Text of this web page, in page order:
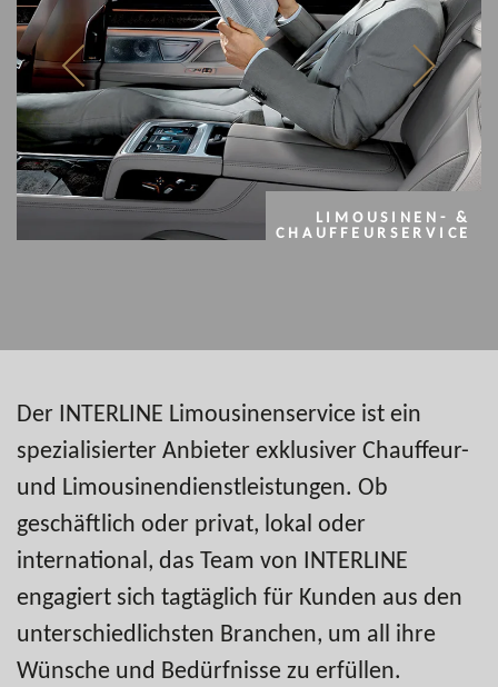
LIMOUSINEN- &
CHAUFFEURSERVICE
Der INTERLINE Limousinenservice ist ein
spezialisierter Anbieter exklusiver Chauffeur-
und Limousinen­dienstleistungen. Ob
geschäftlich oder privat, lokal oder
international, das Team von INTERLINE
engagiert sich tagtäglich für Kunden aus den
unterschiedlichsten Branchen, um all ihre
Wünsche und Bedürfnisse zu erfüllen.